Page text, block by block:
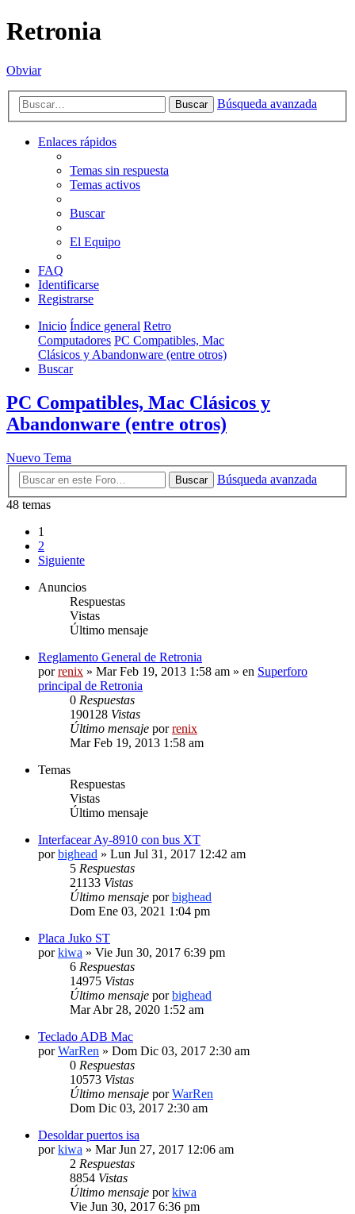
Retronia
Obviar
Buscar Búsqueda avanzada
Enlaces rápidos
Temas sin respuesta
Temas activos
Buscar
El Equipo
FAQ
Identificarse
Registrarse
Inicio Índice general Retro
Computadores PC Compatibles, Mac
Clásicos y Abandonware (entre otros)
Buscar
PC Compatibles, Mac Clásicos y
Abandonware (entre otros)
Nuevo Tema
Buscar
Búsqueda avanzada
48 temas
1
2
Siguiente
Anuncios
Respuestas
Vistas
Último mensaje
Reglamento General de Retronia
porrenix » Mar Feb 19, 2013 1:58 am » en Superforo
principal de Retronia
0 Respuestas
190128 Vistas
Último mensaje porrenix
Mar Feb 19, 2013 1:58 am
Temas
Respuestas
Vistas
Último mensaje
Interfacear Ay-8910 con bus XT
porbighead » Lun Jul 31, 2017 12:42 am
5 Respuestas
21133 Vistas
Último mensaje porbighead
Dom Ene 03, 2021 1:04 pm
Placa Juko ST
porkiwa » Vie Jun 30, 2017 6:39 pm
6 Respuestas
14975 Vistas
Último mensaje porbighead
Mar Abr 28, 2020 1:52 am
Teclado ADB Mac
porWarRen » Dom Dic 03, 2017 2:30 am
0 Respuestas
10573 Vistas
Último mensaje porWarRen
Dom Dic 03, 2017 2:30 am
Desoldar puertos isa
porkiwa » Mar Jun 27, 2017 12:06 am
2 Respuestas
8854 Vistas
Último mensaje porkiwa
Vie Jun 30, 2017 6:36 pm